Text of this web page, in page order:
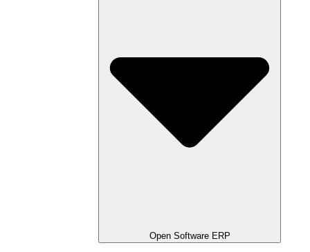
Open Software ERP